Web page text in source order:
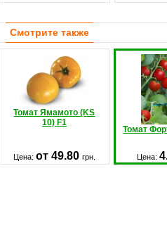
Смотрите также
Томат Ямамото (KS
10) F1
Томат
Цена: от 49.80 грн. Цена: